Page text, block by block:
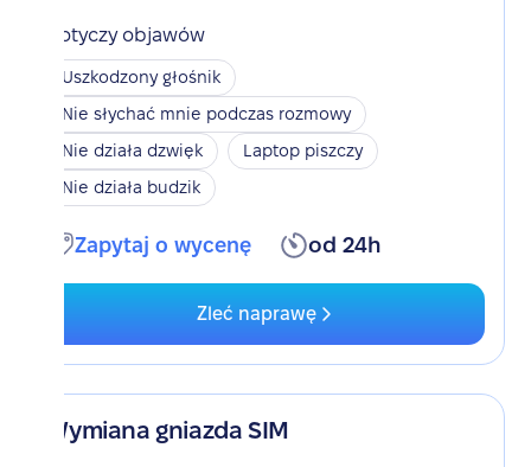
Dotyczy objawów
Uszkodzony głośnik
Nie słychać mnie podczas rozmowy
Nie działa dzwięk
Laptop piszczy
Nie działa budzik
Zapytaj o wycenę od 24h
Zleć naprawę
Wymiana gniazda SIM